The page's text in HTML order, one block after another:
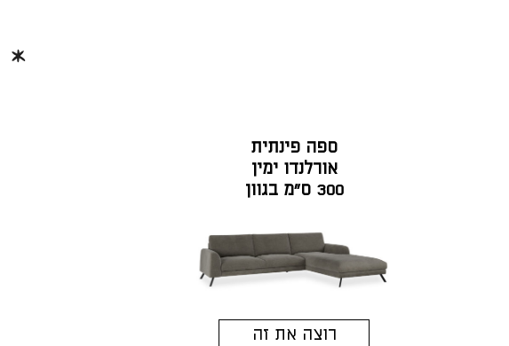
ספה פינתית
אורלנדו ימין
300 ס"מ בגוון
רוצה את זה